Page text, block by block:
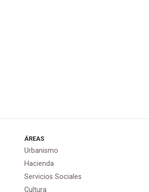
ÁREAS
Urbanismo
Hacienda
Servicios Sociales
Cultura